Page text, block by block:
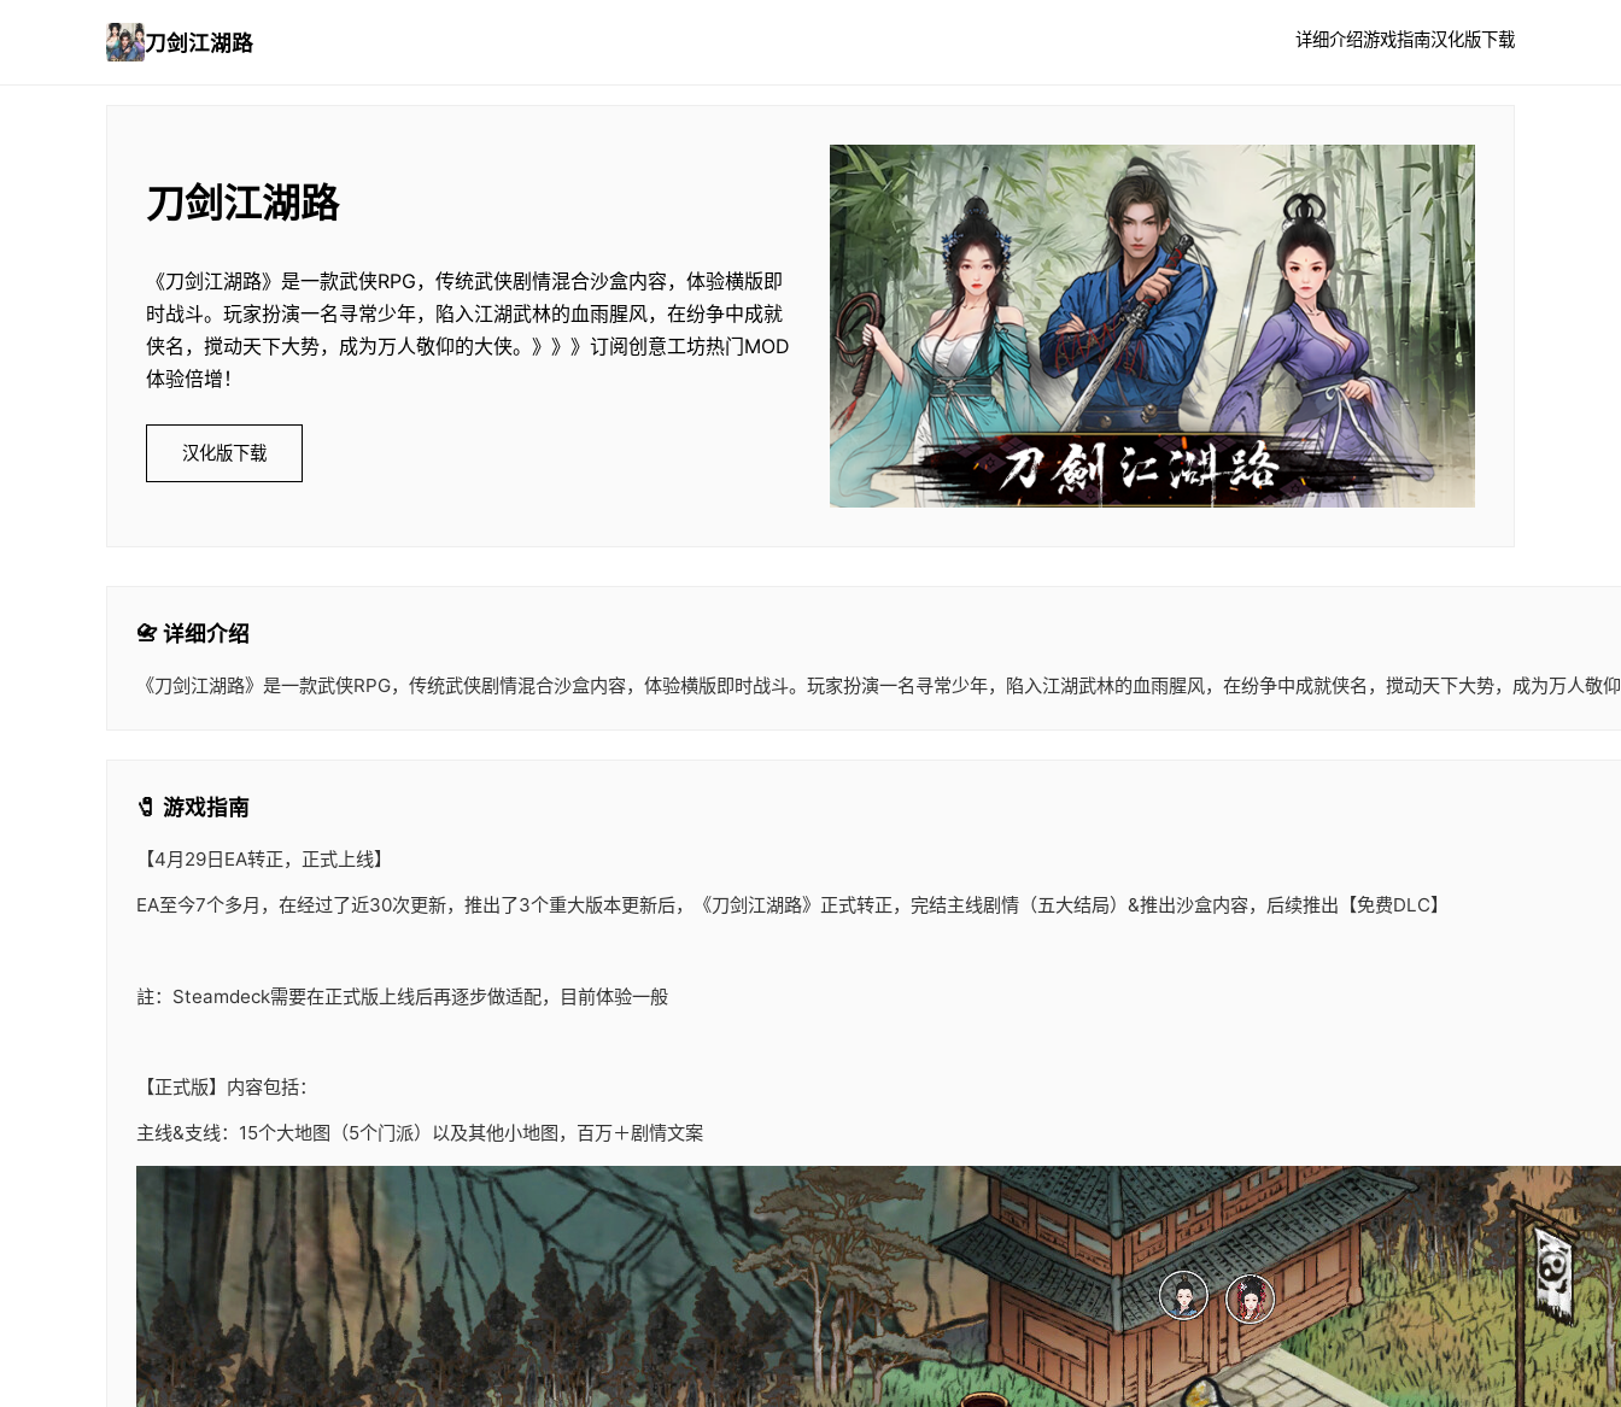
刀剑江湖路 详细介绍游戏指南汉化版下载
刀剑江湖路
《刀剑江湖路》是一款武侠RPG，传统武侠剧情混合沙盒内容，体验横版即
时战斗。玩家扮演一名寻常少年，陷入江湖武林的血雨腥风，在纷争中成就
侠名，搅动天下大势，成为万人敬仰的大侠。》》》订阅创意工坊热门MOD
体验倍增！
汉化版下载
📇 详细介绍
《刀剑江湖路》是一款武侠RPG，传统武侠剧情混合沙盒内容，体验横版即时战斗。玩家扮演一名寻常少年，陷入江湖武林的血雨腥风，在纷争中成就侠名，搅动天下大势，成为万人
🧷 游戏指南
【4月29日EA转正，正式上线】
EA至今7个多月，在经过了近30次更新，推出了3个重大版本更新后，《刀剑江湖路》正式转正，完结主线剧情（五大结局）&推出沙盒内容，后续推出【免费DLC】
註：Steamdeck需要在正式版上线后再逐步做适配，目前体验一般
【正式版】内容包括：
主线&支线：15个大地图（5个门派）以及其他小地图，百万＋剧情文案